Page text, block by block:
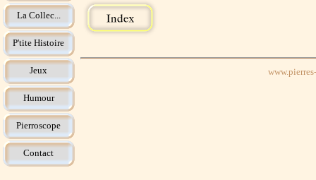
La Collec...
P'tite Histoire
Jeux
Humour
Pierroscope
Contact